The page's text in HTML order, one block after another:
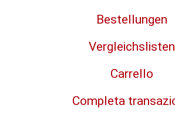
Bestellungen
Vergleichslisten
Carrello
Completa